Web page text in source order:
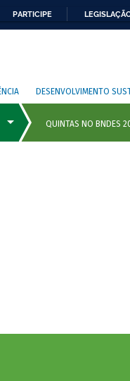
PARTICIPE
DESENVOLVIMENTO